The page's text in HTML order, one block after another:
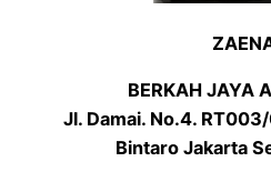
BERKAH JAYA
Jl. Damai. No.4.
Bintaro Jakarta